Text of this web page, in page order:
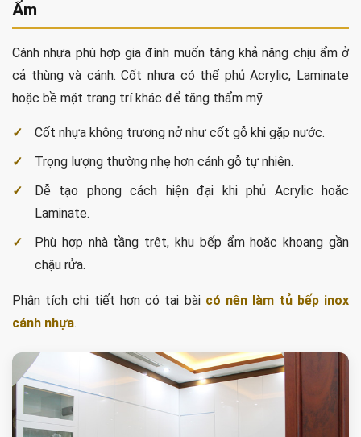
Ẩm
Cánh nhựa phù hợp gia đình muốn tăng khả năng chịu ẩm ở
cả thùng và cánh. Cốt nhựa có thể phủ Acrylic, Laminate
hoặc bề mặt trang trí khác để tăng thẩm mỹ.
Cốt nhựa không trương nở như cốt gỗ khi gặp nước.
Trọng lượng thường nhẹ hơn cánh gỗ tự nhiên.
Dễ tạo phong cách hiện đại khi phủ Acrylic hoặc
Laminate.
Phù hợp nhà tầng trệt, khu bếp ẩm hoặc khoang gần
chậu rửa.
Phân tích chi tiết hơn có tại bài có nên làm tủ bếp inox
cánh nhựa.